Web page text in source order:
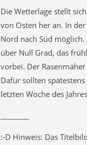
Die Wetterlage stellt
von Osten her an. In
Nord nach Süd
über Null Grad, das
vorbei. Der
Dafür sollten
letzten Woche des
:-D Hinweis: Das